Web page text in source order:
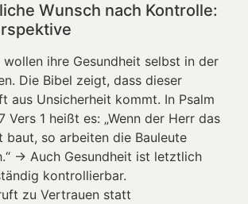
Wunsch nach Kontrolle:
wollen ihre Gesundheit selbst in der
Die Bibel zeigt, dass dieser
aus Unsicherheit kommt. In Psalm
Vers 1 heißt es: „Wenn der Herr das
baut, so arbeiten die Bauleute
→ Auch Gesundheit ist letztlich
kontrollierbar.
zu Vertrauen statt